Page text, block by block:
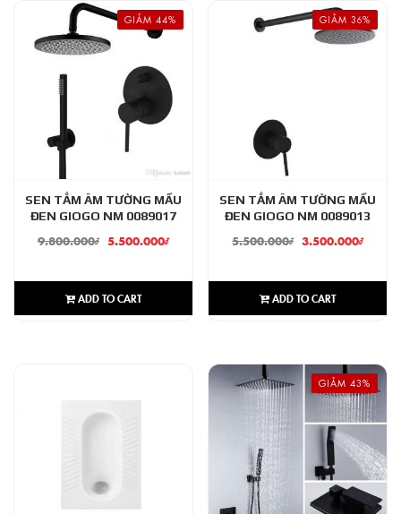
GIẢM 44%
SEN TẮM ÂM TƯỜNG MẦU
ĐEN GIOGO NM 0089017
9.800.000₫ 5.500.000₫
ADD TO CART
GIẢM 36%
SEN TẮM ÂM TƯỜNG MẦU
ĐEN GIOGO NM 0089013
5.500.000₫ 3.500.000₫
ADD TO CART
GIẢM 43%